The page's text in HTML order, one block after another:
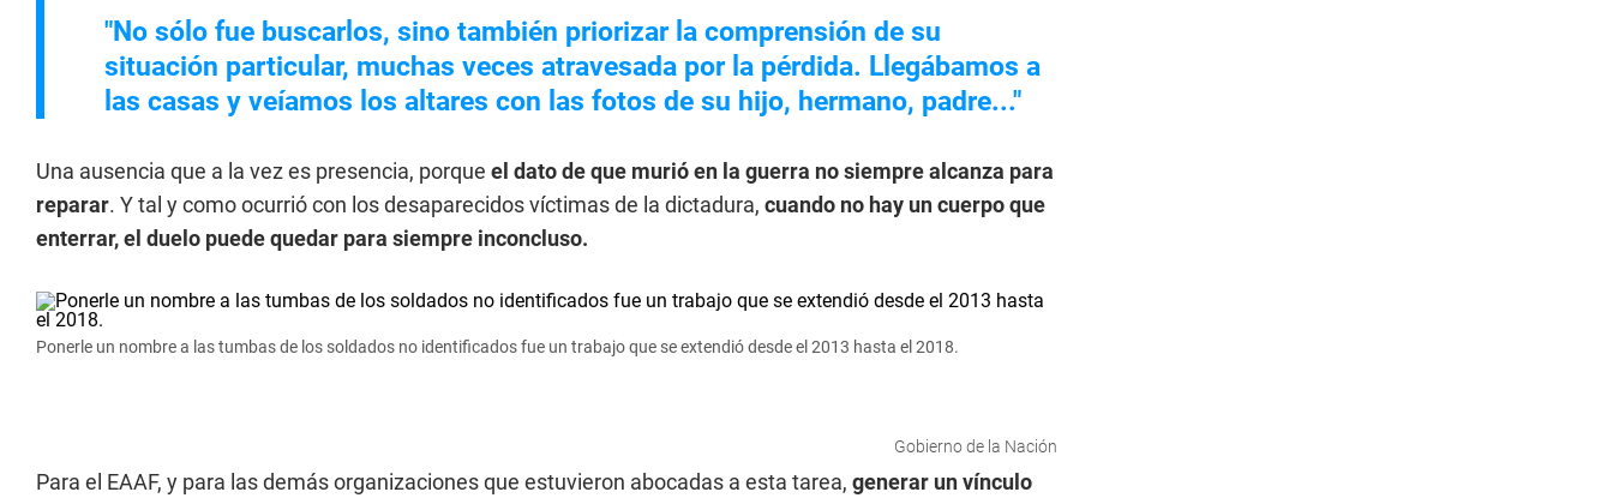
"No sólo fue buscarlos, sino también priorizar la comprensión de su
situación particular, muchas veces atravesada por la pérdida. Llegábamos a
las casas y veíamos los altares con las fotos de su hijo, hermano, padre..."
Una ausencia que a la vez es presencia, porque el dato de que murió en la guerra no siempre alcanza para
reparar. Y tal y como ocurrió con los desaparecidos víctimas de la dictadura, cuando no hay un cuerpo que
enterrar, el duelo puede quedar para siempre inconcluso.
Ponerle un nombre a las tumbas de los soldados no identificados fue un trabajo que se extendió desde el 2013 hasta el 2018.
Gobierno de la Nación
Para el EAAF, y para las demás organizaciones que estuvieron abocadas a esta tarea, generar un vínculo